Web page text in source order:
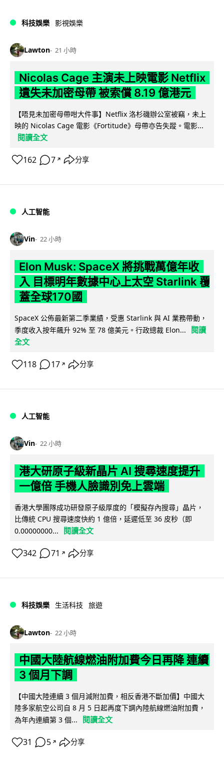
科技娛樂 影視娛樂
Lawton 21 小時
Nicolas Cage 主演未上映電影 Netflix
遺失未加密母帶 被索償 8.19 億港元
【唔見未加密母帶咁大件事】Netflix 洛杉磯辦公室被竊，未上
映的 Nicolas Cage 電影《Fortitude》母帶亦告失蹤。電影...
閱讀全文
162 7 ↗ 分享
人工智能
Vin 22 小時
Elon Musk: SpaceX 將挑戰萬億年收
入 目標明年數據中心上太空 Starlink 覆
蓋全球170國
SpaceX 公佈最新第二季業績，受惠 Starlink 與 AI 業務帶動，
季度收入按年飆升 92% 至 78 億美元。行政總裁 Elon...
閱讀
全文
118 17 ↗ 分享
人工智能
Vin 22 小時
港大研原子級新晶片 AI 搜尋速度提升
一億倍 手機人臉識別免上雲端
香港大學團隊成功研發原子級厚度的「模擬存內搜尋」晶片，
比傳統 CPU 搜尋速度快約 1 億倍，延遲低至 36 皮秒（即
0.00000000...
閱讀全文
342 71 ↗ 分享
科技娛樂 生活科技 旅遊
Lawton 22 小時
中國大陸航線燃油附加費今日再降 連續
3 個月下調
【中國大陸連續 3 個月減附加費，相反香港不斷加價】中國大
陸多家航空公司自 8 月 5 日起再度下調內陸航線燃油附加費，
為年內連續第 3 個...
閱讀全文
31 5 ↗ 分享